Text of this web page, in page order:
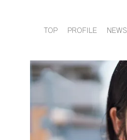
TOP PROFILE NEWS